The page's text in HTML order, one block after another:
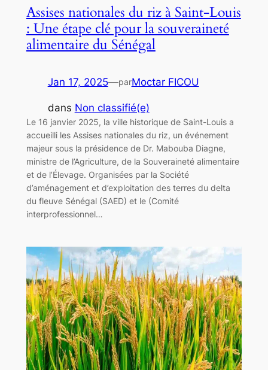
Assises nationales du riz à Saint-Louis
: Une étape clé pour la souveraineté
alimentaire du Sénégal
Jan 17, 2025—parMoctar FICOU
dans Non classifié(e)
Le 16 janvier 2025, la ville historique de Saint-Louis a
accueilli les Assises nationales du riz, un événement
majeur sous la présidence de Dr. Mabouba Diagne,
ministre de l’Agriculture, de la Souveraineté alimentaire
et de l’Élevage. Organisées par la Société
d’aménagement et d’exploitation des terres du delta
du fleuve Sénégal (SAED) et le (Comité
interprofessionnel…